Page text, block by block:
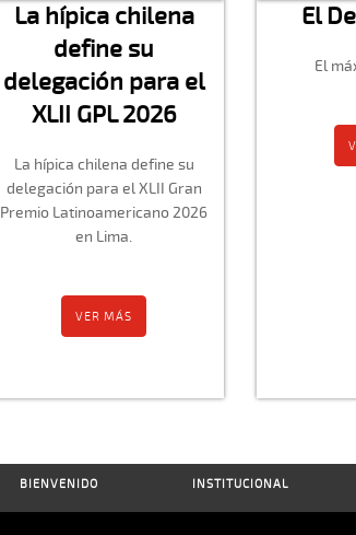
La hípica chilena
define su
delegación para el
XLII GPL 2026
La hípica chilena define su
delegación para el XLII Gran
Premio Latinoamericano 2026
en Lima.
VER MÁS
El
El
BIENVENIDO INSTITUCIONAL